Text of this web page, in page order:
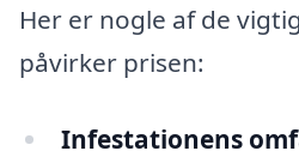
Her er nogle af de
påvirker prisen:
Infestationens